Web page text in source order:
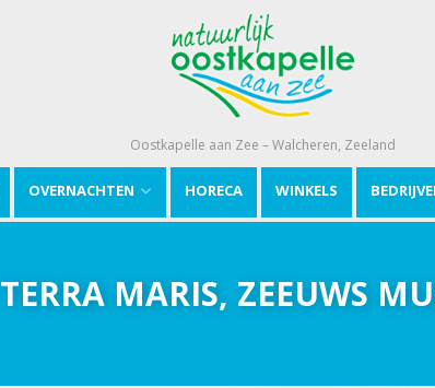
Oostkapelle aan Zee – Walcheren, Zeeland
OVERNACHTEN HORECA WINKELS
TERRA MARIS, ZEEUWS